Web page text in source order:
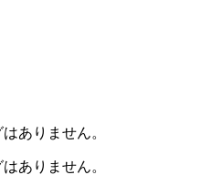
ありません。
ありません。